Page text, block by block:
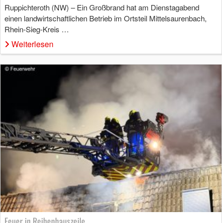
Ruppichteroth (NW) – Ein Großbrand hat am Dienstagabend
einen landwirtschaftlichen Betrieb im Ortsteil Mittelsaurenbach,
Rhein-Sieg-Kreis …
Weiterlesen